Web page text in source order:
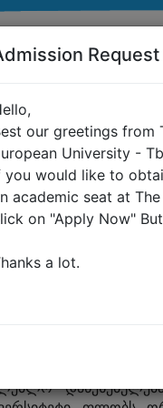
ᲨᲔᲡᲐᲮᲔᲑ
ᲨᲔᲡᲐᲮᲔᲑ
ᲠᲔᲘᲢᲘᲜᲒᲘ
ᲨᲔᲡᲐᲮᲔᲑ
ᲓᲐ ᲛᲝᲬᲕᲔᲣᲚᲘ
ᲨᲔᲡᲐᲮᲔᲑ
ᲓᲐ ᲛᲝᲬᲕᲔᲣᲚᲘ
ᲠᲐᲢᲝᲛ EU?
ᲡᲢᲣᲓᲔᲜᲢᲘ
მაგრამ
Request
our greetings from
University -
you would like to
academic seat at
on "Apply Now"
a lot.